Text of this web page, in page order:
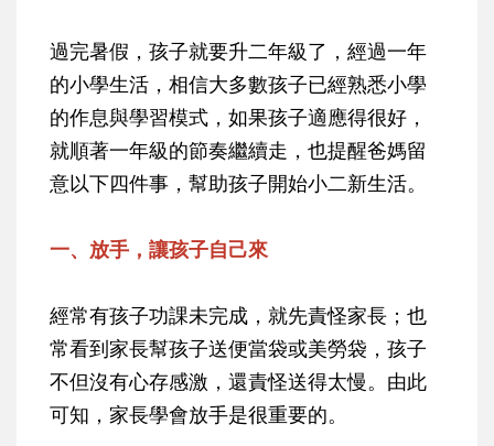
過完暑假，孩子就要升二年級了，經過一年
的小學生活，相信大多數孩子已經熟悉小學
的作息與學習模式，如果孩子適應得很好，
就順著一年級的節奏繼續走，也提醒爸媽留
意以下四件事，幫助孩子開始小二新生活。
一、放手，讓孩子自己來
經常有孩子功課未完成，就先責怪家長；也
常看到家長幫孩子送便當袋或美勞袋，孩子
不但沒有心存感激，還責怪送得太慢。由此
可知，家長學會放手是很重要的。